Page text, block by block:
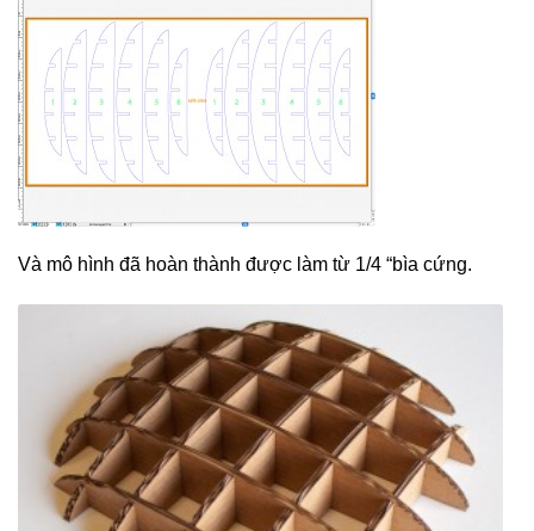
Và mô hình đã hoàn thành được làm từ 1/4 “bìa cứng.